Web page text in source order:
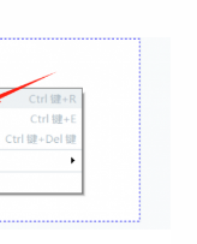
自动按顺序排
化图片，再分
ABBYY会自
后它还会自动
处理，这样识
乱。